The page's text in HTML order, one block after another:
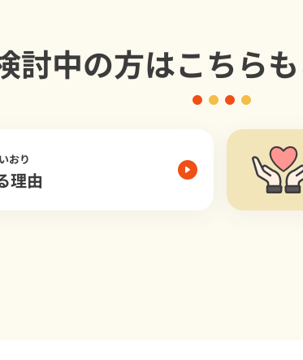
討中の方はこちら
おり
理由